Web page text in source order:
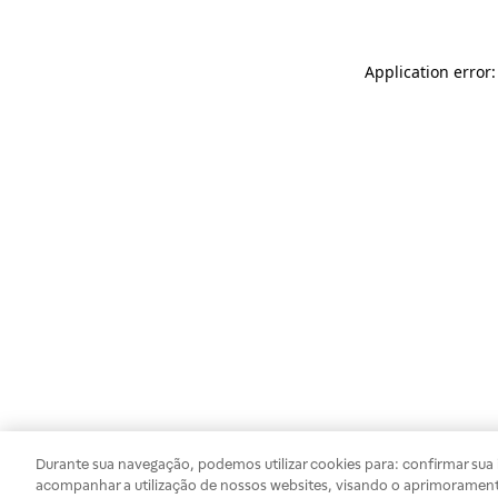
Application
Durante sua navegação, podemos utilizar cookies para: confirmar
acompanhar a utilização de nossos websites, visando o